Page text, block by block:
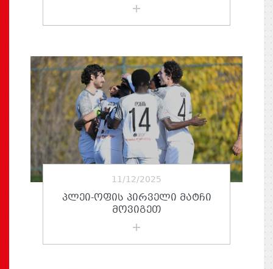
11/12/2025
ᲞᲚᲔᲘ-ᲝᲤᲘᲡ ᲞᲘᲠᲕᲔᲚᲘ ᲛᲐᲢᲩᲘ
ᲛᲝᲕᲘᲒᲔᲗ